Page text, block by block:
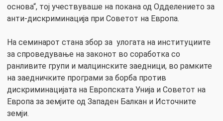
основа“, тој учествуваше на покана од Одделението за
анти-дискриминација при Советот на Европа.
На семинарот стана збор за улогата на институциите
за спроведување на законот во соработка со
ранливите групи и малцинските заедници, во рамките
на заедничките програми за борба против
дискриминацијата на Европската Унија и Советот на
Европа за земјите од Западен Балкан и Источните
земји.